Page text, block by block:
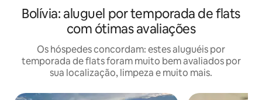
Bolívia: aluguel por temporada de flats
com ótimas avaliações
Os hóspedes concordam: estes aluguéis por
temporada de flats foram muito bem avaliados por
sua localização, limpeza e muito mais.